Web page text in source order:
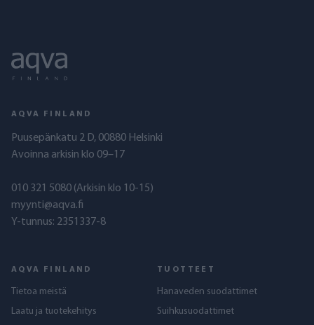
AQVA FINLAND
Puusepänkatu 2 D, 00880 Helsinki
Avoinna arkisin klo 09–17
010 321 5080 (Arkisin klo 10-15)
myynti@aqva.fi
Y-tunnus: 2351337-8
AQVA FINLAND
Tietoa meistä
Laatu ja tuotekehitys
TUOTTEET
Hanaveden suodattimet
Suihkusuodattimet